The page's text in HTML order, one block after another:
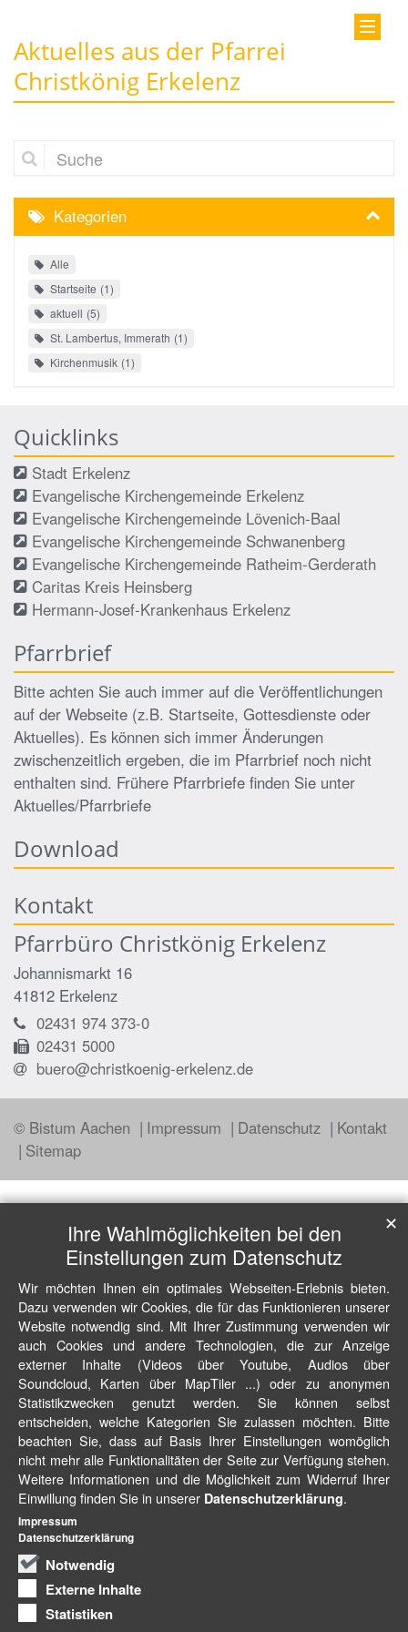
Aktuelles aus der Pfarrei
Christkönig Erkelenz
Suche
Kategorien
Alle
Startseite 1
aktuell 5
St. Lambertus, Immerath 1
Kirchenmusik 1
Quicklinks
Stadt Erkelenz
Evangelische Kirchengemeinde Erkelenz
Evangelische Kirchengemeinde Lövenich-Baal
Evangelische Kirchengemeinde Schwanenberg
Evangelische Kirchengemeinde Ratheim-Gerderath
Caritas Kreis Heinsberg
Hermann-Josef-Krankenhaus Erkelenz
Pfarrbrief
Bitte achten Sie auch immer auf die Veröffentlichungen
auf der Webseite (z.B. Startseite, Gottesdienste oder
Aktuelles). Es können sich immer Änderungen
zwischenzeitlich ergeben, die im Pfarrbrief noch nicht
enthalten sind. Frühere Pfarrbriefe finden Sie unter
Aktuelles/Pfarrbriefe
Download
Kontakt
Pfarrbüro Christkönig Erkelenz
Johannismarkt 16
41812 Erkelenz
02431 974 373-0
02431 5000
buero@christkoenig-erkelenz.de
© Bistum Aachen Impressum Datenschutz
Kontakt
Sitemap
Ihre Wahlmöglichkeiten bei den
Einstellungen zum Datenschutz
Wir möchten Ihnen ein optimales Webseiten-Erlebnis bieten.
Dazu verwenden wir Cookies, die für das Funktionieren unserer
Website notwendig sind. Mit Ihrer Zustimmung verwenden wir
auch Cookies und andere Technologien, die zur Anzeige
externer Inhalte (Videos über Youtube, Audios über
Soundcloud, Karten über MapTiler ...) oder zu anonymen
Statistikzwecken genutzt werden. Sie können selbst
entscheiden, welche Kategorien Sie zulassen möchten. Bitte
beachten Sie, dass auf Basis Ihrer Einstellungen womöglich
nicht mehr alle Funktionalitäten der Seite zur Verfügung stehen.
Weitere Informationen und die Möglichkeit zum Widerruf Ihrer
Einwillung finden Sie in unserer Datenschutzerklärung.
Notwendig
Externe Inhalte
Statistiken
✕
Impressum
Datenschutzerklärung